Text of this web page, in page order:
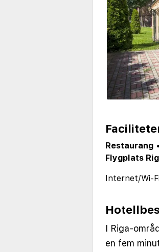
Restaurang •
Flygplats
Internet/Wi-
I Riga-
en fem